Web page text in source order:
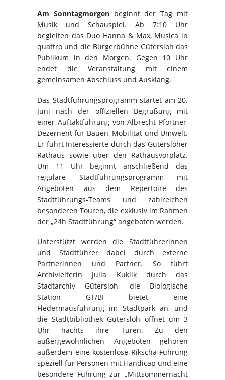
Am Sonntagmorgenbeginnt der Tag mit
Musik und Schauspiel. Ab 7:10 Uhr
begleiten das Duo Hanna & Max, Musica in
quattro und die Bürgerbühne Gütersloh das
Publikum in den Morgen. Gegen 10 Uhr
endet die Veranstaltung mit einem
gemeinsamen Abschluss und Ausklang.
Das Stadtführungsprogramm startet am 20.
Juni nach der offiziellen Begrüßung mit
einer Auftaktführung von Albrecht Pförtner,
Dezernent für Bauen, Mobilität und Umwelt.
Er führt Interessierte durch das Gütersloher
Rathaus sowie über den Rathausvorplatz.
Um 11 Uhr beginnt anschließend das
reguläre Stadtführungsprogramm mit
Angeboten aus dem Repertoire des
Stadtführungs-Teams und zahlreichen
besonderen Touren, die exklusiv im Rahmen
der „24h Stadtführung“ angeboten werden.
Unterstützt werden die Stadtführerinnen
und Stadtführer dabei durch externe
Partnerinnen und Partner. So führt
Archivleiterin Julia Kuklik durch das
Stadtarchiv Gütersloh, die Biologische
Station GT/BI bietet eine
Fledermausführung im Stadtpark an, und
die Stadtbibliothek Gütersloh öffnet um 3
Uhr nachts ihre Türen. Zu den
außergewöhnlichen Angeboten gehören
außerdem eine kostenlose Rikscha-Führung
speziell für Personen mit Handicap und eine
besondere Führung zur „Mittsommernacht